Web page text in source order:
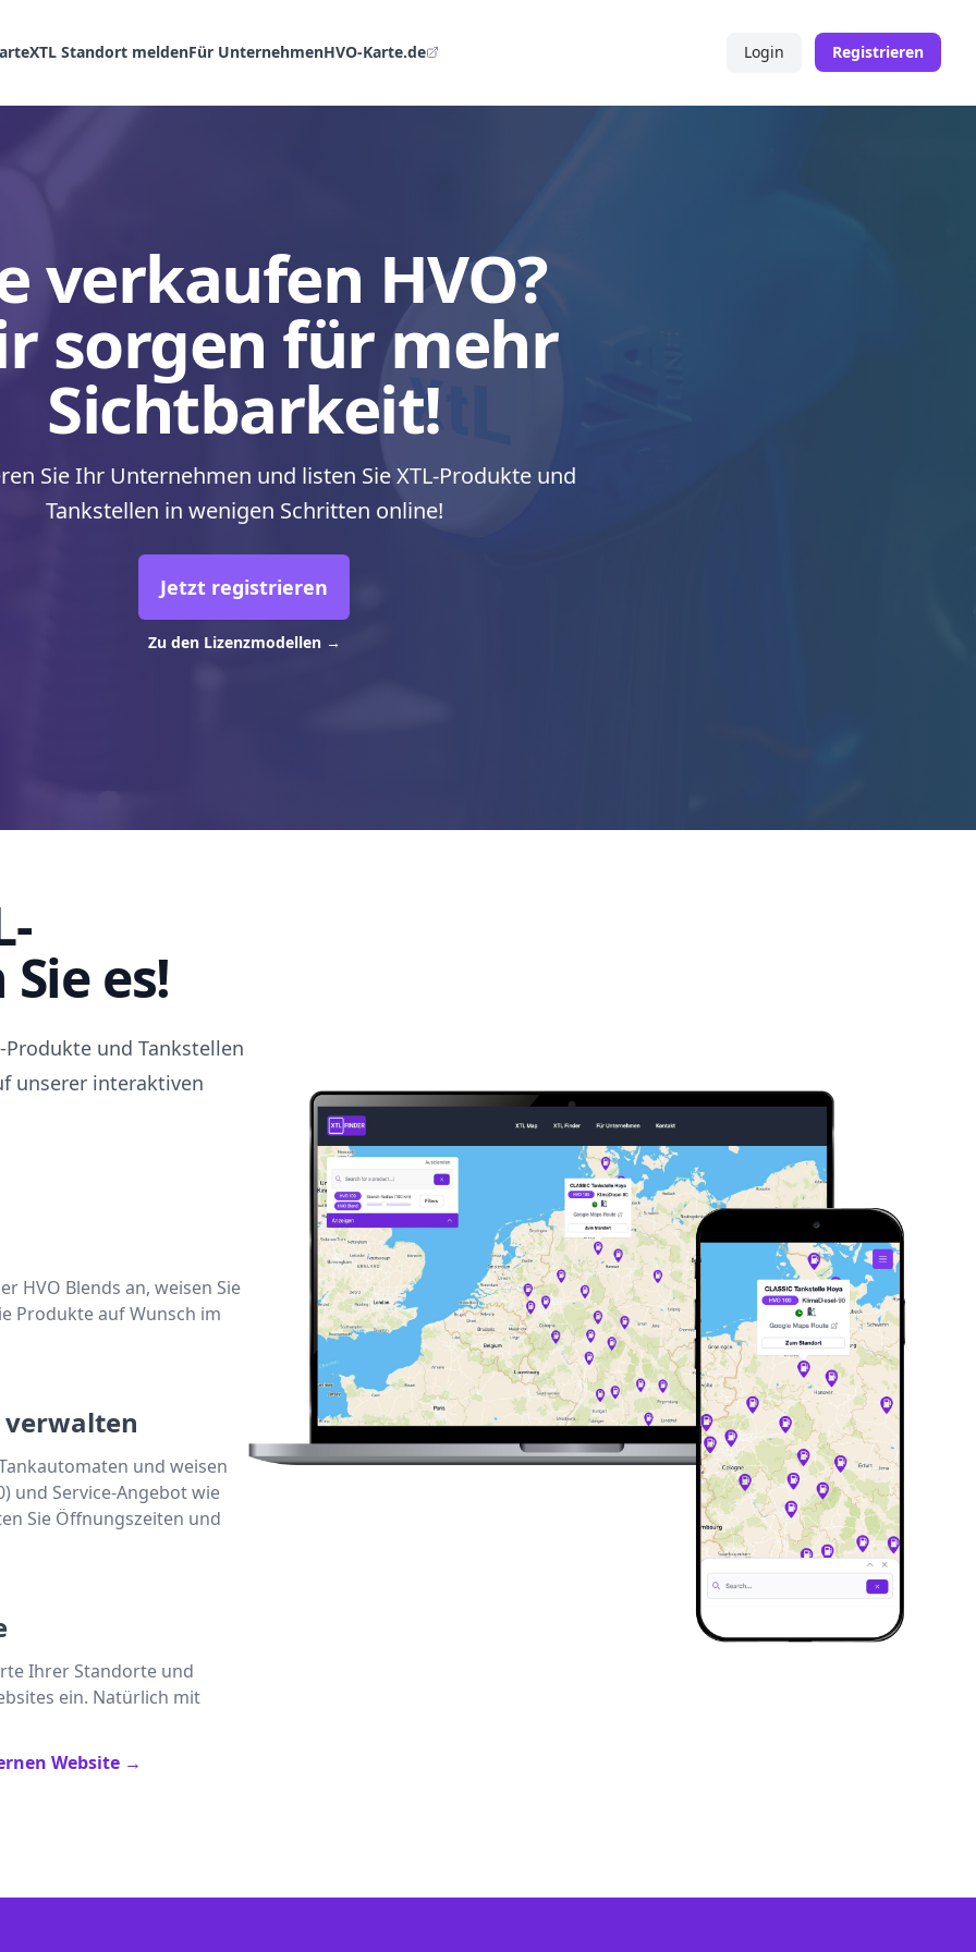
XTL Standort meldenFür UnternehmenHVO-Karte.de Login Registrieren
verkaufen HVO?
sorgen für mehr
Sichtbarkeit!
Sie Ihr Unternehmen und listen Sie XTL-Produkte und
Tankstellen in wenigen Schritten online!
Jetzt registrieren
Zu den Lizenzmodellen →
es!
und Tankstellen
unserer interaktiven
HVO Blends an, weisen Sie
Produkte auf Wunsch im
und weisen
und Service-Angebot wie
Sie Öffnungszeiten und
Ihrer Standorte und
ein. Natürlich mit
Website →